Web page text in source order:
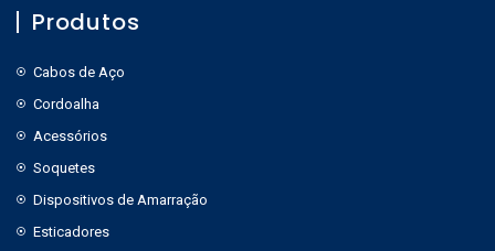
Produtos
Cabos de Aço
Cordoalha
Acessórios
Soquetes
Dispositivos de Amarração
Esticadores